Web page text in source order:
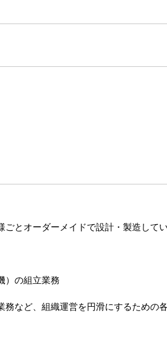
とオーダーメイドで設計・製造して
）の組立業務
など、組織運営を円滑にするための